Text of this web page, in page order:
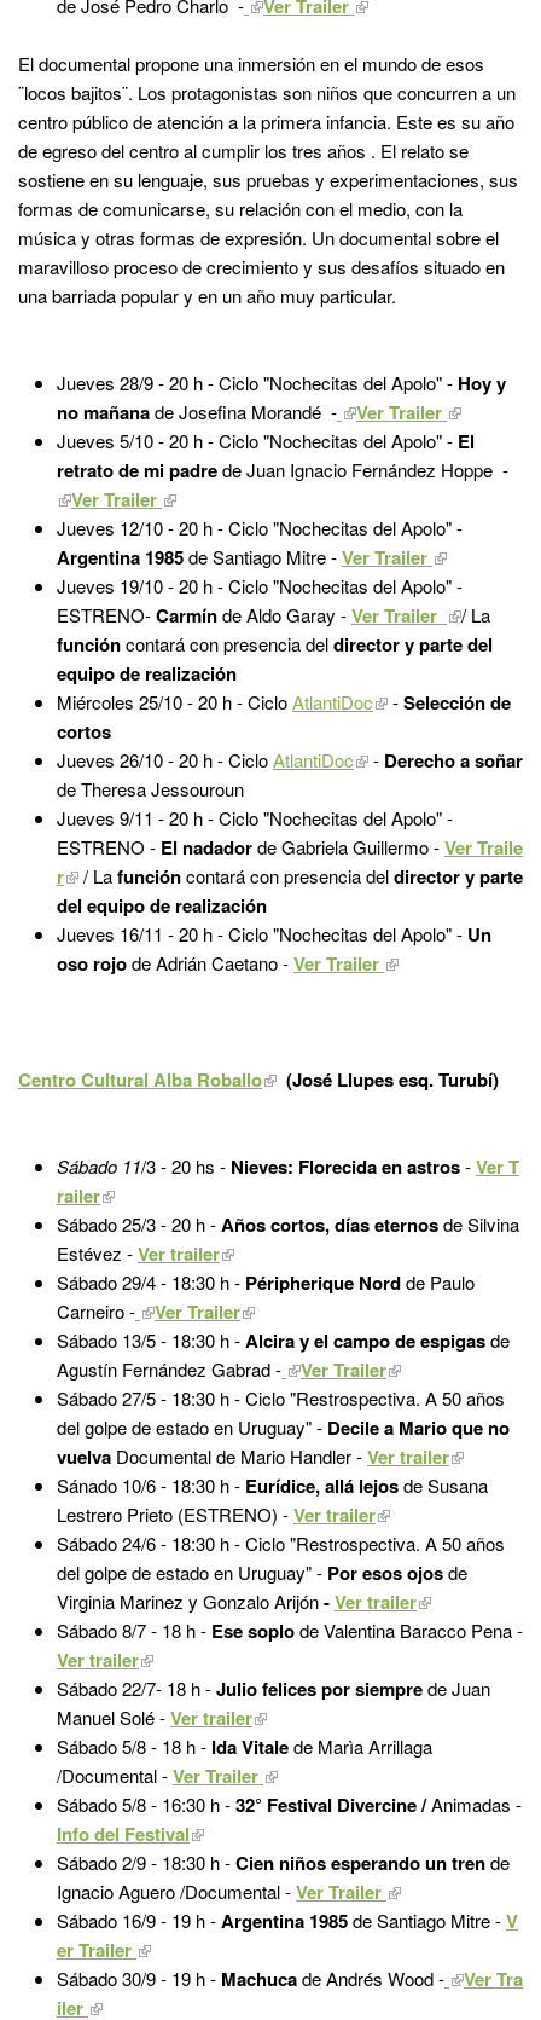
Ver Trailer
El documental propone una inmersión en el mundo de esos
¨locos bajitos¨. Los protagonistas son niños que concurren a un
centro público de atención a la primera infancia. Este es su año
de egreso del centro al cumplir los tres años . El relato se
sostiene en su lenguaje, sus pruebas y experimentaciones, sus
formas de comunicarse, su relación con el medio, con la
música y otras formas de expresión. Un documental sobre el
maravilloso proceso de crecimiento y sus desafíos situado en
una barriada popular y en un año muy particular.
Jueves 28/9 - 20 h - Ciclo "Nochecitas del Apolo" - Hoy y
no mañanade Josefina Morandé - Ver Trailer
Jueves 5/10 - 20 h - Ciclo "Nochecitas del Apolo" - El
retrato de mi padrede Juan Ignacio Fernández Hoppe -
Ver Trailer
Jueves 12/10 - 20 h - Ciclo "Nochecitas del Apolo" -
Argentina 1985de Santiago Mitre -Ver Trailer
Jueves 19/10 - 20 h - Ciclo "Nochecitas del Apolo" -
ESTRENO-Carmínde Aldo Garay -Ver Trailer / La
funcióncontará con presencia deldirector y parte del
equipo de realización
Miércoles 25/10 - 20 h - CicloAtlantiDoc -Selección de
cortos
Jueves 26/10 - 20 h - CicloAtlantiDoc - Derecho a soñar
de Theresa Jessouroun
Jueves 9/11 - 20 h - Ciclo "Nochecitas del Apolo" -
ESTRENO - El nadadorde Gabriela Guillermo -Ver Traile
r
/ Lafuncióncontará con presencia deldirector y parte
del equipo de realización
Jueves 16/11 - 20 h - Ciclo "Nochecitas del Apolo" - Un
oso rojode Adrián Caetano -Ver Trailer
Centro Cultural Alba Roballo (José Llupes esq. Turubí)
Sábado 11/3 - 20 hs - Nieves: Florecida en astros-Ver T
railer
Sábado 25/3 - 20 h -Años cortos, días eternosde Silvina
Estévez -Ver trailer
Sábado 29/4 - 18:30 h - Péripherique Nordde Paulo
Carneiro- Ver Trailer
Sábado 13/5 - 18:30 h -Alcira y el campo de espigasde
Agustín Fernández Gabrad- Ver Trailer
Sábado 27/5 - 18:30 h - Ciclo "Restrospectiva. A 50 años
del golpe de estado en Uruguay" - Decile a Mario que no
vuelva Documental de Mario Handler -Ver trailer
Sánado 10/6 - 18:30 h - Eurídice, allá lejosde Susana
Lestrero Prieto (ESTRENO) -Ver trailer
Sábado 24/6 - 18:30 h -Ciclo "Restrospectiva. A 50 años
del golpe de estado en Uruguay" - Por esos ojosde
Virginia Marinez y Gonzalo Arijón-Ver trailer
Sábado 8/7 - 18 h - Ese soplode Valentina Baracco Pena -
Ver trailer
Sábado 22/7- 18 h -Julio felices por siemprede Juan
Manuel Solé -Ver trailer
Sábado 5/8 - 18 h - Ida Vitalede Marìa Arrillaga
/Documental -Ver Trailer
Sábado 5/8 - 16:30 h -32° Festival Divercine /Animadas -
Info del Festival
Sábado 2/9 - 18:30 h -Cien niños esperando un trende
Ignacio Aguero /Documental -Ver Trailer
Sábado 16/9 - 19 h -Argentina 1985de Santiago Mitre -V
er Trailer
Sábado 30/9 - 19 h - Machucade Andrés Wood -
Ver Tra
iler